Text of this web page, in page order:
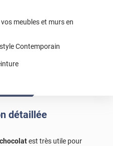
meubles et murs en
Contemporain
détaillée
est très utile pour